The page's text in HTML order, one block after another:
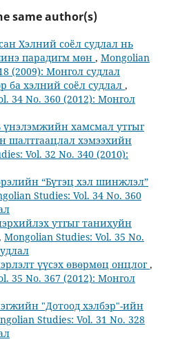
same author(s)
Хэлний соёл судлал нь
парадигм мөн , Mongolian
(2009): Монгол судлал
ба хэлний соёл судлал ,
34 No. 360 (2012): Монгол
үнэлэмжийн хамсмал утгыг
шалтгаацлал хэмээхийн
Vol. 32 No. 340 (2010):
“Бүтэц хэл шинжлэл”
Studies: Vol. 34 No. 360
утгыг танихуйн
Mongolian Studies: Vol. 35 No.
үүсэх өвөрмөц онцлог,
35 No. 367 (2012): Монгол
"Дотоод хэлбэр"-ийн
Studies: Vol. 31 No. 328